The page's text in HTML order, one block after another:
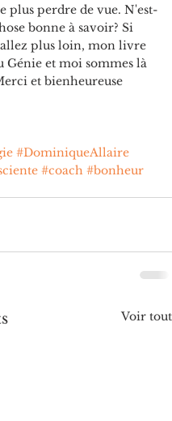
plus perdre de vue. N'est-
bonne à savoir? Si
plus loin, mon livre
Génie et moi sommes là
et bienheureuse
#DominiqueAllaire
#coach #bonheur
Voir tout